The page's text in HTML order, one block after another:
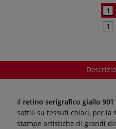
Il retino serigrafico giallo 90T
sottili su tessuti chiari, per la
stampe artistiche di grandi